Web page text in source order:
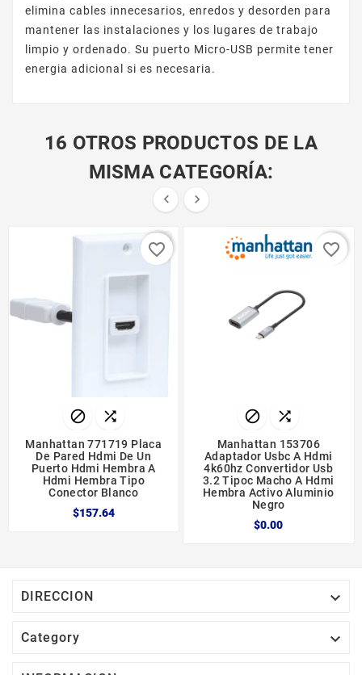
elimina cables innecesarios, enredos y desorden para
mantener las instalaciones y los lugares de trabajo
limpio y ordenado. Su puerto Micro-USB permite tener
energia adicional si es necesaria.
16 OTROS PRODUCTOS DE LA
MISMA CATEGORÍA:
 
 
Manhattan 771719 Placa
De Pared Hdmi De Un
Puerto Hdmi Hembra A
Hdmi Hembra Tipo
Conector Blanco
$157.64
favorite_border
 
Manhattan 153706
Adaptador Usbc A Hdmi
4k60hz Convertidor Usb
3.2 Tipoc Macho A Hdmi
Hembra Activo Aluminio
Negro
$0.00
favorite_border
DIRECCION 
Category 